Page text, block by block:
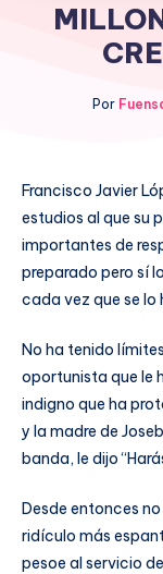
Por
Francisco Javier
estudios al que su
importantes de
preparado pero sí
cada vez que se lo
No ha tenido
oportunista que le
indigno que ha
y la madre de
banda, le dijo
Desde entonces
ridículo más
pesoe al servicio